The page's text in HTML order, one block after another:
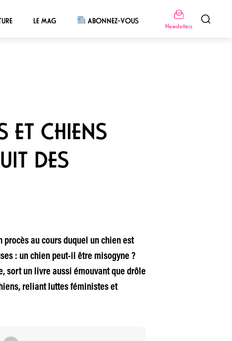
LE MAG ABONNEZ-VOUS
Newsletters
ET CHIENS
DES
procès au cours duquel un chien est
: un chien peut-il être misogyne ?
sort un livre aussi émouvant que drôle
reliant luttes féministes et